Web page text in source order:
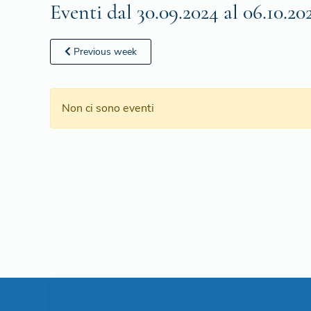
Eventi dal 30.09.2024 al
Previous week
Non ci sono eventi